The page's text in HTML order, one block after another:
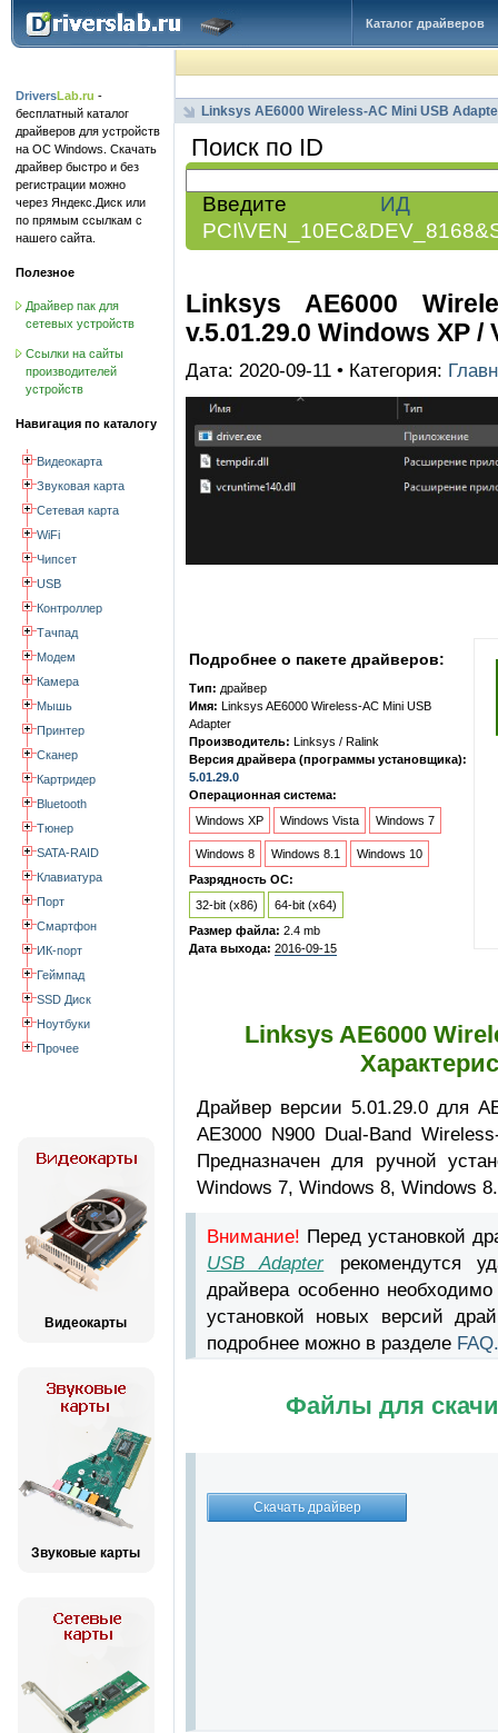
Каталог драйверов
DriversLab.ru -
бесплатный каталог
драйверов для устройств
на ОС Windows. Скачать
драйвер быстро и без
регистрации можно
через Яндекс.Диск или
по прямым ссылкам с
нашего сайта.
Полезное
Драйвер пак для
сетевых устройств
Ссылки на сайты
производителей
устройств
Навигация по каталогу
Видеокарта
Звуковая карта
Сетевая карта
WiFi
Чипсет
USB
Контроллер
Тачпад
Модем
Камера
Мышь
Принтер
Сканер
Картридер
Bluetooth
Тюнер
SATA-RAID
Клавиатура
Порт
Смартфон
ИК-порт
Геймпад
SSD Диск
Ноутбуки
Прочее
Видеокарты
Звуковые карты
Linksys AE6000 Wireless-AC Mini USB
Поиск по ID
Введите ИД
Linksys AE6000
v.5.01.29.0 Windows XP /
Дата: 2020-09-11 • Категория:
Подробнее о пакете драйверов:
Тип: драйвер
Имя: Linksys AE6000 Wireless-AC Mini USB
Adapter
Производитель: Linksys / Ralink
Версия драйвера (программы установщика):
5.01.29.0
Операционная система:
Windows XP
Windows Vista Windows 7
Windows 8 Windows 8.1
Windows 10
Разрядность ОС:
32-bit (x86)
64-bit (x64)
Размер файла: 2.4 mb
Дата выхода: 2016-09-15
Linksys AE6000
Драйвер версии 5.01.29.0 для
AE3000 N900 Dual-Band
Предназначен для ручной
Windows 7, Windows 8, Windows
Внимание! Перед установкой
USB Adapterрекомендутся
драйвера особенно
установкой новых версий
подробнее можно в разделе FAQ.
Файлы для